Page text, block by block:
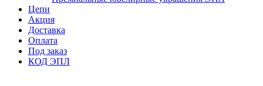
Цепи
Акция
Доставка
Оплата
Под заказ
КОД ЭПЛ